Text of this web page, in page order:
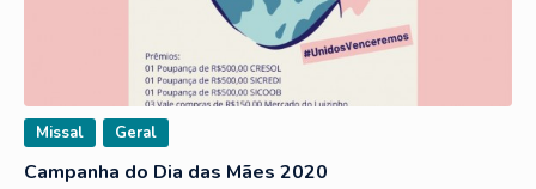
Missal Geral
Campanha do Dia das Mães 2020